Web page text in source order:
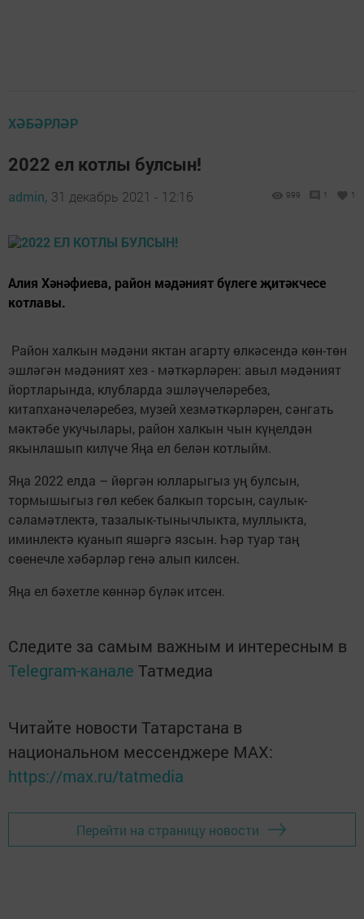
ХӘБӘРЛӘР
2022 ел котлы булсын!
admin, 31 декабрь 2021 - 12:16 999 1 1
Алия Хәнәфиева, район мәдәният бүлеге җитәкчесе
котлавы.
Район халкын мәдәни яктан агарту өлкәсендә көн-төн
эшләгән мәдәният хез - мәткәрләрен: авыл мәдәният
йортларында, клубларда эшләүчеләребез,
китапханәчеләребез, музей хезмәткәрләрен, сәнгать
мәктәбе укучылары, район халкын чын күңелдән
якынлашып килүче Яңа ел белән котлыйм.
Яңа 2022 елда – йөргән юлларыгыз уң булсын,
тормышыгыз гөл кебек балкып торсын, саулык-
сәламәтлектә, тазалык-тынычлыкта, муллыкта,
иминлектә куанып яшәргә язсын. Һәр туар таң
сөенечле хәбәрләр генә алып килсен.
Яңа ел бәхетле көннәр бүләк итсен.
Следите за самым важным и интересным в
Telegram-канале Татмедиа
Читайте новости Татарстана в
национальном мессенджере MАХ:
https://max.ru/tatmedia
Перейти на страницу новости